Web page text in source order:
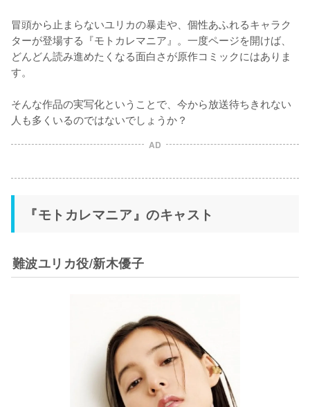
冒頭から止まらないユリカの暴走や、個性あふれるキャラク
ターが登場する『モトカレマニア』。一度ページを開けば、
どんどん読み進めたくなる面白さが原作コミックにはありま
す。
そんな作品の実写化ということで、今から放送待ちきれない
人も多くいるのではないでしょうか？
AD
『モトカレマニア』のキャスト
難波ユリカ役/新木優子